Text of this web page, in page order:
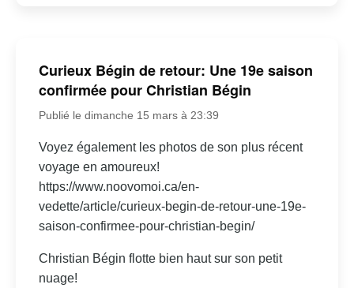
Curieux Bégin de retour: Une 19e saison
confirmée pour Christian Bégin
Publié le dimanche 15 mars à 23:39
Voyez également les photos de son plus récent
voyage en amoureux!
https://www.noovomoi.ca/en-
vedette/article/curieux-begin-de-retour-une-19e-
saison-confirmee-pour-christian-begin/
Christian Bégin flotte bien haut sur son petit
nuage!